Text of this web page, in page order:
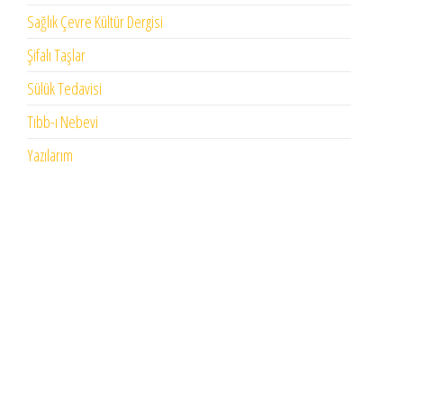
Sağlık Çevre Kültür Dergisi
Şifalı Taşlar
Sülük Tedavisi
Tıbb-ı Nebevi
Yazılarım